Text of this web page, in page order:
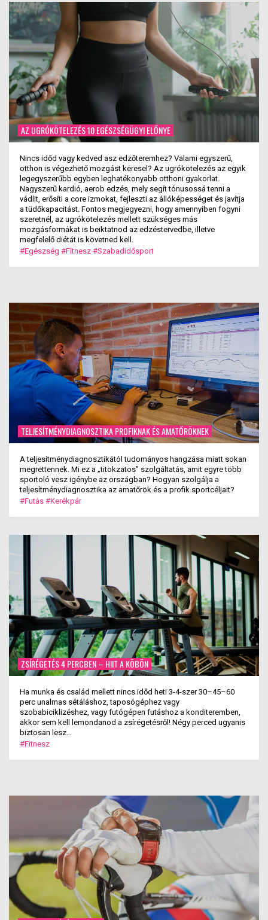
AZ UGRÓKÖTELEZÉS 10 EGÉSZSÉGÜGYI ELŐNYE
Nincs időd vagy kedved asz edzőteremhez? Valami egyszerű,
otthon is végezhető mozgást keresel? Az ugrókötelezés az egyik
legegyszerűbb egyben leghatékonyabb otthoni gyakorlat.
Nagyszerű kardió, aerob edzés, mely segít tónusossá tenni a
vádlit, erősíti a core izmokat, fejleszti az állóképességet és javítja
a tüdőkapacitást. Fontos megjegyezni, hogy amennyiben fogyni
szeretnél, az ugrókötelezés mellett szükséges más
mozgásformákat is beiktatnod az edzéstervedbe, illetve
megfelelő diétát is követned kell.
#Egészség #Fitnesz #Szabadidősport
TELJESÍTMÉNYDIAGNOSZTIKA PROFIKNAK ÉS AMATŐRÖKNEK
A teljesítménydiagnosztikától tudományos hangzása miatt sokan
megrettennek. Mi ez a „titokzatos” szolgáltatás, amit egyre több
sportoló vesz igénybe az országban? Hogyan szolgálja a
teljesítménydiagnosztika az amatőrök és a profik sportcéljait?
#Futás #Kerékpár
ZSÍRÉGETÉS 4 PERCBEN – HIIT A KÖBÖN
Ha munka és család mellett nincs időd heti 3-4-szer 30–45–60
perc unalmas sétáláshoz, taposógéphez vagy
szobabiciklizéshez, vagy futógépen futáshoz a konditeremben,
akkor sem kell lemondanod a zsírégetésről! Négy perced ugyanis
biztosan lesz…
#Fitnesz